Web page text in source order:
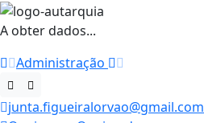
A obter dados...
Administração
junta.figueiralorvao@gmail.com